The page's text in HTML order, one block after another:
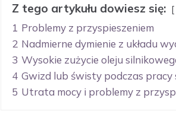
Z tego artykułu dowiesz się:
1 Problemy z przyspieszeniem
2 Nadmierne dymienie z układu
3 Wysokie zużycie oleju
4 Gwizd lub świsty podczas pracy
5 Utrata mocy i problemy z